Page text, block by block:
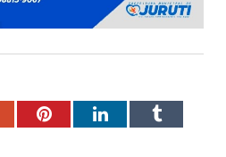
PinterestLinkedInTumblr